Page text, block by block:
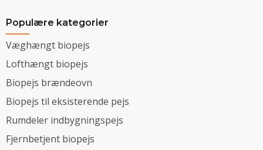
Populære kategorier
Væghængt biopejs
Lofthængt biopejs
Biopejs brændeovn
Biopejs til eksisterende pejs
Rumdeler indbygningspejs
Fjernbetjent biopejs